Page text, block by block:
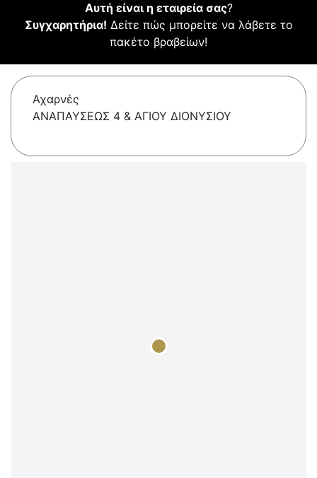
Αυτή είναι η εταιρεία σας?
Συγχαρητήρια! Δείτε πώς μπορείτε να λάβετε το
πακέτο βραβείων!
Αχαρνές
ΑΝΑΠΑΥΣΕΩΣ 4 & ΑΓΙΟΥ ΔΙΟΝΥΣΙΟΥ